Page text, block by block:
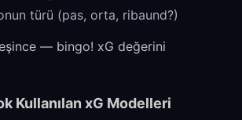
türü (pas, orta, ribaund?)
— bingo! xG değerini
Kullanılan xG Modelleri